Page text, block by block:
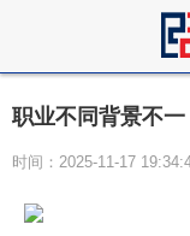
职业不同背景不
时间：2025-11-17